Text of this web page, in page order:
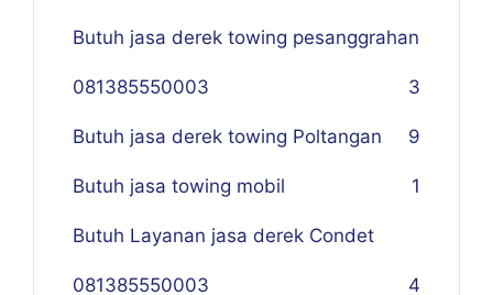
Butuh jasa derek towing pesanggrahan
081385550003 3
Butuh jasa derek towing Poltangan 9
Butuh jasa towing mobil 1
Butuh Layanan jasa derek Condet
081385550003 4